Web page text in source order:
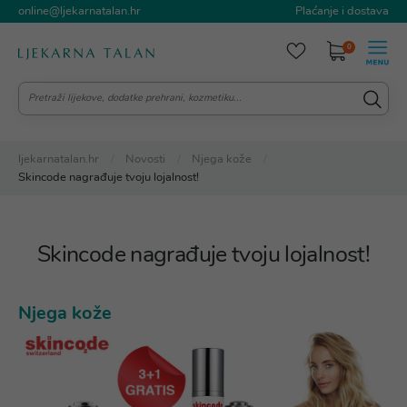
online@ljekarnatalan.hr Plaćanje i dostava
0
ljekarnatalan.hr Novosti
Njega kože
Skincode nagrađuje tvoju lojalnost!
Skincode nagrađuje tvoju lojalnost!
Njega kože